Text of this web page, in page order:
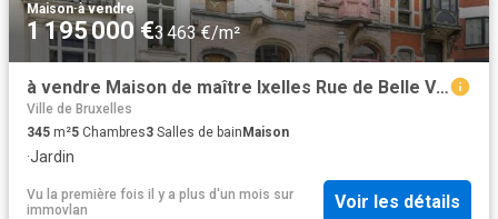
Maison·à vendre
1 195 000 €3 463 €/m²
à vendre Maison de maître Ixelles Rue de Belle Vue
Ville de Bruxelles
345 m²5 Chambres3 Salles de bainMaison
·Jardin
Vu la première fois il y a plus d'un mois sur
immovlan
Voir les détails